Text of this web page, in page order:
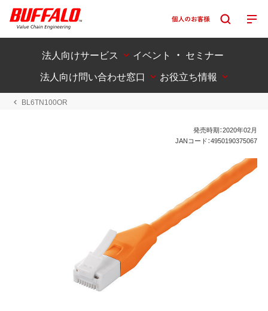
法人向けサービス
イベント ・ セミナー
法人向け問い合わせ窓口
お役立ち情報
BL6TN100OR
発売時期：2020年02月
JANコード：4950190375067